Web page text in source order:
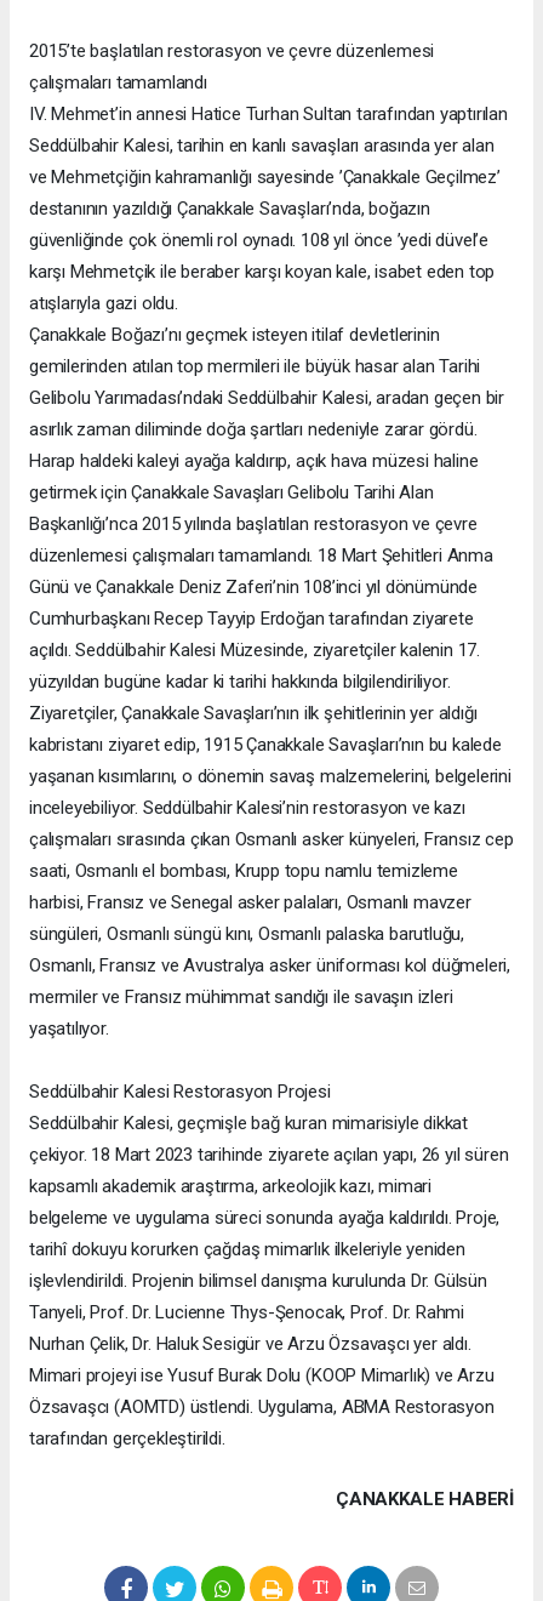
2015’te başlatılan restorasyon ve çevre düzenlemesi
çalışmaları tamamlandı
IV. Mehmet’in annesi Hatice Turhan Sultan tarafından yaptırılan
Seddülbahir Kalesi, tarihin en kanlı savaşları arasında yer alan
ve Mehmetçiğin kahramanlığı sayesinde ’Çanakkale Geçilmez’
destanının yazıldığı Çanakkale Savaşları’nda, boğazın
güvenliğinde çok önemli rol oynadı. 108 yıl önce ’yedi düvel’e
karşı Mehmetçik ile beraber karşı koyan kale, isabet eden top
atışlarıyla gazi oldu.
Çanakkale Boğazı’nı geçmek isteyen itilaf devletlerinin
gemilerinden atılan top mermileri ile büyük hasar alan Tarihi
Gelibolu Yarımadası’ndaki Seddülbahir Kalesi, aradan geçen bir
asırlık zaman diliminde doğa şartları nedeniyle zarar gördü.
Harap haldeki kaleyi ayağa kaldırıp, açık hava müzesi haline
getirmek için Çanakkale Savaşları Gelibolu Tarihi Alan
Başkanlığı’nca 2015 yılında başlatılan restorasyon ve çevre
düzenlemesi çalışmaları tamamlandı. 18 Mart Şehitleri Anma
Günü ve Çanakkale Deniz Zaferi’nin 108’inci yıl dönümünde
Cumhurbaşkanı Recep Tayyip Erdoğan tarafından ziyarete
açıldı. Seddülbahir Kalesi Müzesinde, ziyaretçiler kalenin 17.
yüzyıldan bugüne kadar ki tarihi hakkında bilgilendiriliyor.
Ziyaretçiler, Çanakkale Savaşları’nın ilk şehitlerinin yer aldığı
kabristanı ziyaret edip, 1915 Çanakkale Savaşları’nın bu kalede
yaşanan kısımlarını, o dönemin savaş malzemelerini, belgelerini
inceleyebiliyor. Seddülbahir Kalesi’nin restorasyon ve kazı
çalışmaları sırasında çıkan Osmanlı asker künyeleri, Fransız cep
saati, Osmanlı el bombası, Krupp topu namlu temizleme
harbisi, Fransız ve Senegal asker palaları, Osmanlı mavzer
süngüleri, Osmanlı süngü kını, Osmanlı palaska barutluğu,
Osmanlı, Fransız ve Avustralya asker üniforması kol düğmeleri,
mermiler ve Fransız mühimmat sandığı ile savaşın izleri
yaşatılıyor.
Seddülbahir Kalesi Restorasyon Projesi
Seddülbahir Kalesi, geçmişle bağ kuran mimarisiyle dikkat
çekiyor. 18 Mart 2023 tarihinde ziyarete açılan yapı, 26 yıl süren
kapsamlı akademik araştırma, arkeolojik kazı, mimari
belgeleme ve uygulama süreci sonunda ayağa kaldırıldı. Proje,
tarihî dokuyu korurken çağdaş mimarlık ilkeleriyle yeniden
işlevlendirildi. Projenin bilimsel danışma kurulunda Dr. Gülsün
Tanyeli, Prof. Dr. Lucienne Thys-Şenocak, Prof. Dr. Rahmi
Nurhan Çelik, Dr. Haluk Sesigür ve Arzu Özsavaşcı yer aldı.
Mimari projeyi ise Yusuf Burak Dolu (KOOP Mimarlık) ve Arzu
Özsavaşcı (AOMTD) üstlendi. Uygulama, ABMA Restorasyon
tarafından gerçekleştirildi.
ÇANAKKALE HABERİ